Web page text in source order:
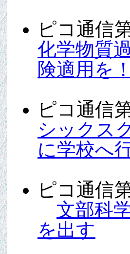
ピコ通信
化学物質
険適用を！
ピコ通信
シックス
に学校へ
ピコ通信
文部科
を出す